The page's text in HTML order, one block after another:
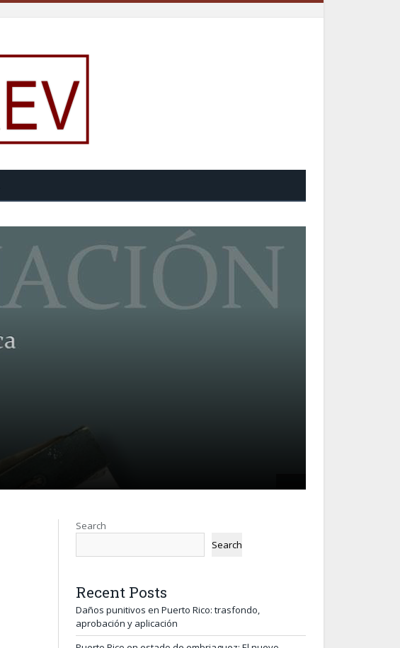
Search
Search
Recent Posts
Daños punitivos en Puerto Rico: trasfondo,
aprobación y aplicación